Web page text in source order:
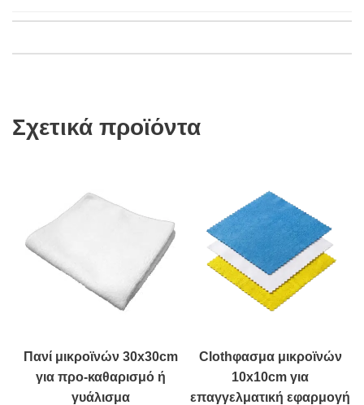
Σχετικά προϊόντα
Πανί μικροϊνών 30x30cm
για προ-καθαρισμό ή
γυάλισμα
Clothφασμα μικροϊνών
10x10cm για
επαγγελματική εφαρμογή